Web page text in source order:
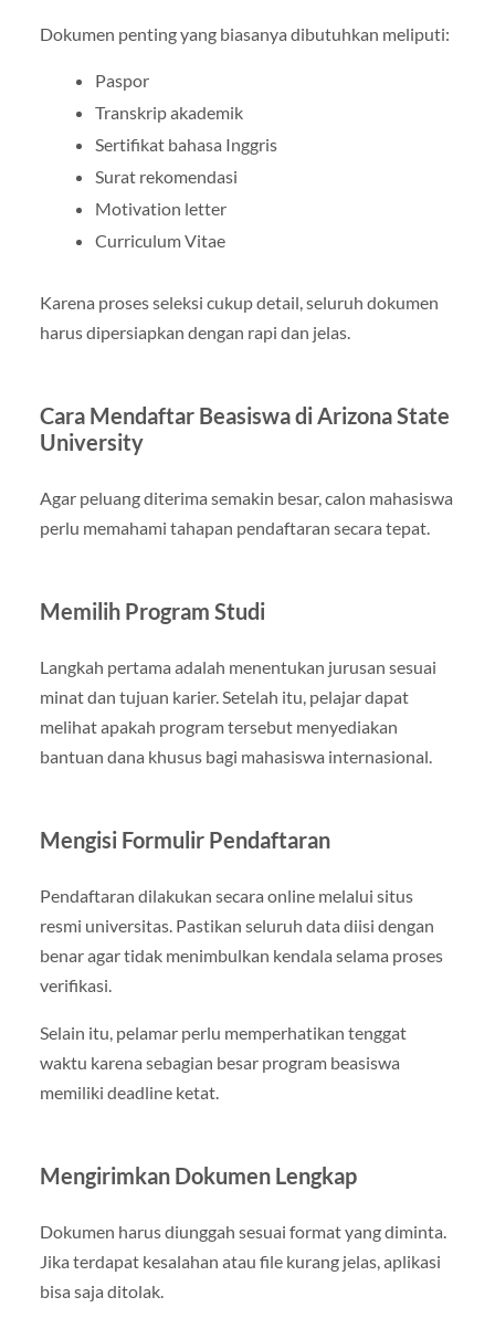
Dokumen penting yang biasanya dibutuhkan meliputi:
Paspor
Transkrip akademik
Sertifikat bahasa Inggris
Surat rekomendasi
Motivation letter
Curriculum Vitae
Karena proses seleksi cukup detail, seluruh dokumen
harus dipersiapkan dengan rapi dan jelas.
Cara Mendaftar Beasiswa di Arizona State
University
Agar peluang diterima semakin besar, calon mahasiswa
perlu memahami tahapan pendaftaran secara tepat.
Memilih Program Studi
Langkah pertama adalah menentukan jurusan sesuai
minat dan tujuan karier. Setelah itu, pelajar dapat
melihat apakah program tersebut menyediakan
bantuan dana khusus bagi mahasiswa internasional.
Mengisi Formulir Pendaftaran
Pendaftaran dilakukan secara online melalui situs
resmi universitas. Pastikan seluruh data diisi dengan
benar agar tidak menimbulkan kendala selama proses
verifikasi.
Selain itu, pelamar perlu memperhatikan tenggat
waktu karena sebagian besar program beasiswa
memiliki deadline ketat.
Mengirimkan Dokumen Lengkap
Dokumen harus diunggah sesuai format yang diminta.
Jika terdapat kesalahan atau file kurang jelas, aplikasi
bisa saja ditolak.